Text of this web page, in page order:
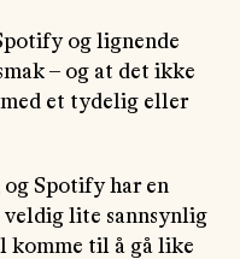
og lignende
– og at det ikke
et tydelig eller
Spotify har en
veldig lite sannsynlig
komme til å gå like